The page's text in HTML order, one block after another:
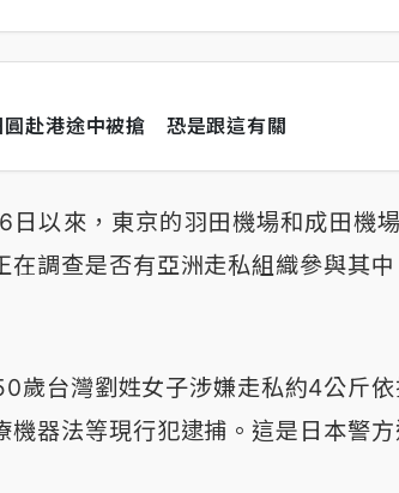
圓赴港途中被搶 恐是跟這有關
以來，東京的羽田機場和成田機
調查是否有亞洲走私組織參與其
歲台灣劉姓女子涉嫌走私約4公斤
器法等現行犯逮捕。這是日本警